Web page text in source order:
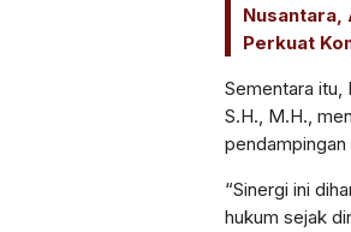
Nusantara,
Perkuat
Sementara itu,
S.H., M.H.,
“Sinergi ini
hukum sejak